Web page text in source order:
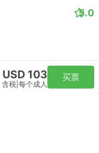
5.0
USD 103
含税 每个成人
买票